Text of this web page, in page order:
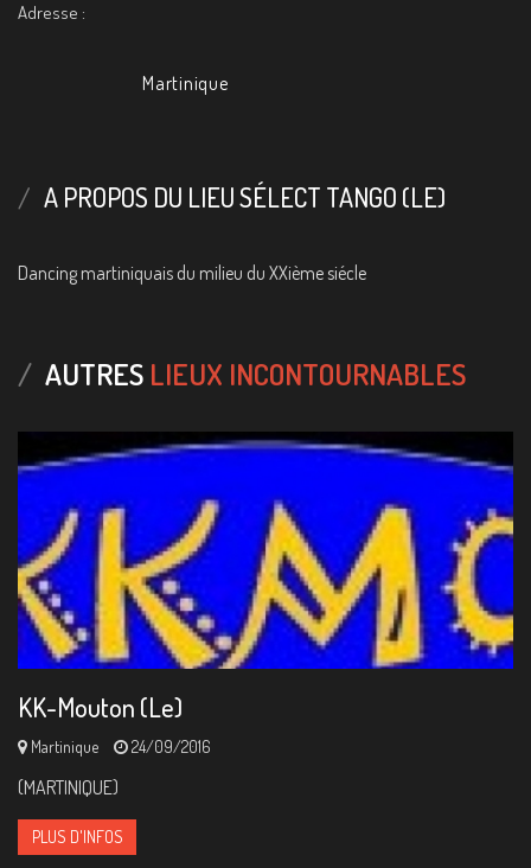
Adresse :
Martinique
A PROPOS DU LIEU SÉLECT TANGO (LE)
Dancing martiniquais du milieu du XXième siécle
AUTRES LIEUX INCONTOURNABLES
KK-Mouton (Le)
Martinique 24/09/2016
(MARTINIQUE)
PLUS D'INFOS